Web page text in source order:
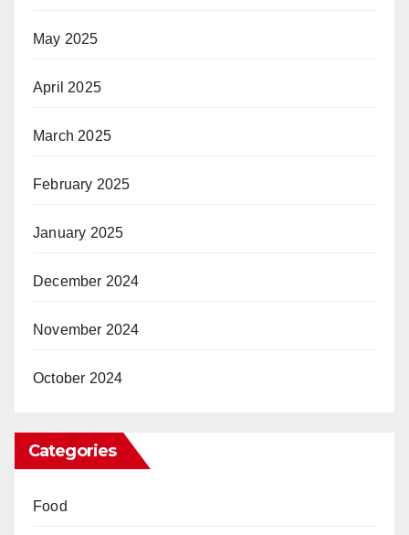
May 2025
April 2025
March 2025
February 2025
January 2025
December 2024
November 2024
October 2024
Categories
Food